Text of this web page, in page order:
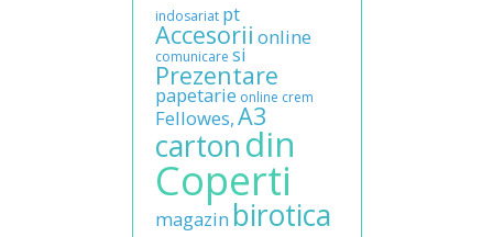
indosariat pt
Accesorii online
comunicare si
Prezentare
papetarie online crem
Fellowes,A3
cartondin
Coperti
magazin birotica